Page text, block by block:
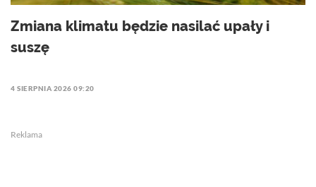
Zmiana klimatu będzie nasilać upały i
suszę
4 SIERPNIA 2026 09:20
Reklama